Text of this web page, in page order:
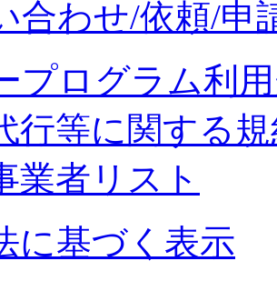
合わせ/依頼/申
プログラム利
行等に関する
業者リスト
に基づく表示